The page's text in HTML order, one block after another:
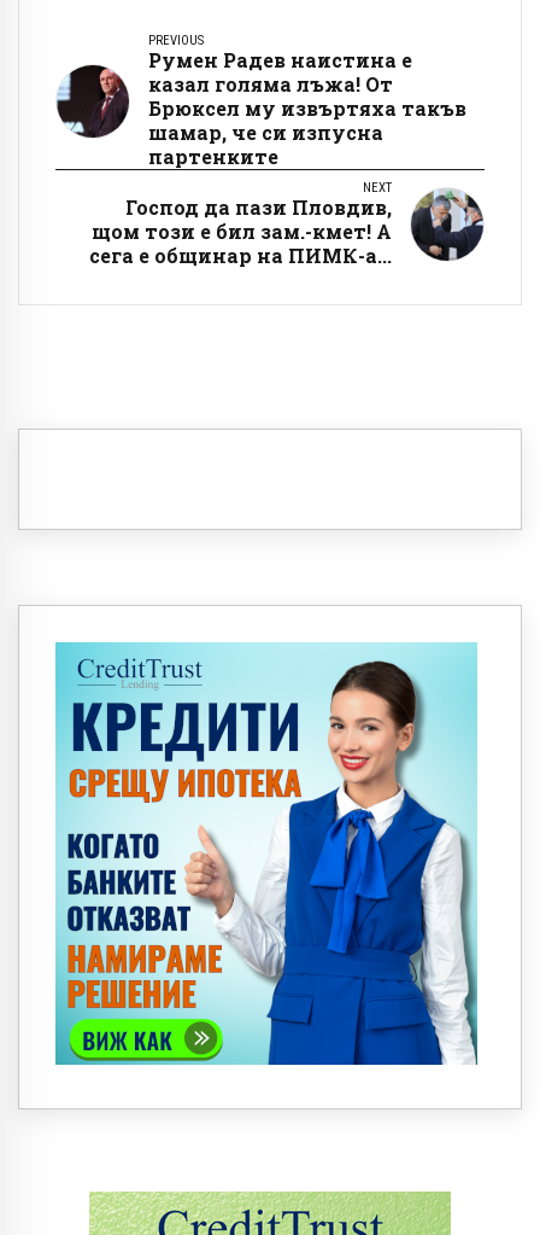
PREVIOUS
Румен Радев наистина е
казал голяма лъжа! От
Брюксел му извъртяха такъв
шамар, че си изпусна
партенките
NEXT
Господ да пази Пловдив,
щом този е бил зам.-кмет! А
сега е общинар на ПИМК-а...